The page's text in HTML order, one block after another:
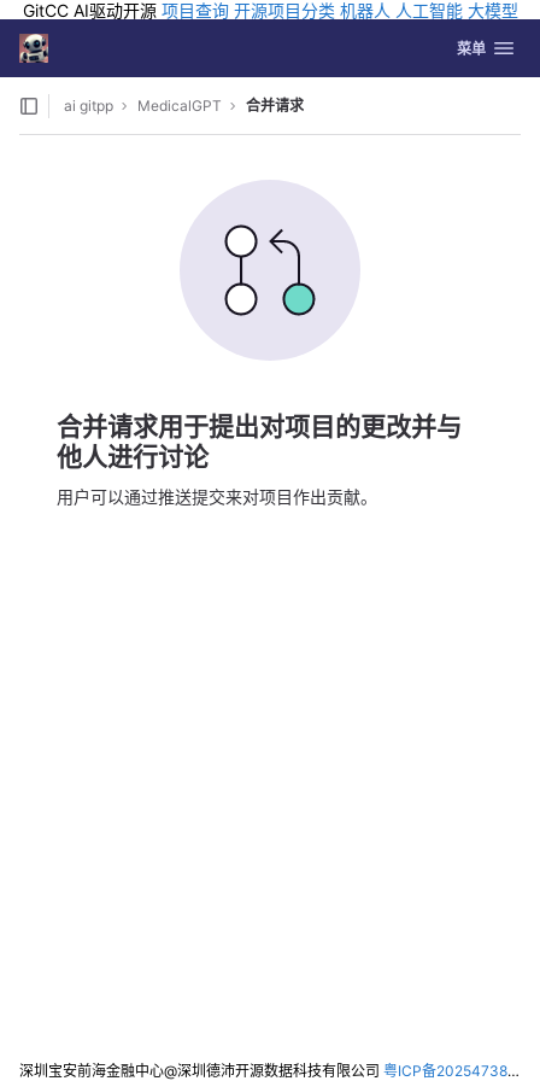
GitCC AI驱动开源 项目查询 开源项目分类 机器人 人工智能 大模型
排行
Skip to content
GitLab 切换导航
菜单
ai gitpp MedicalGPT 合并请求
合并请求用于提出对项目的更改并与
他人进行讨论
用户可以通过推送提交来对项目作出贡献。
深圳宝安前海金融中心@深圳德沛开源数据科技有限公司 粤ICP备2025473821号-2